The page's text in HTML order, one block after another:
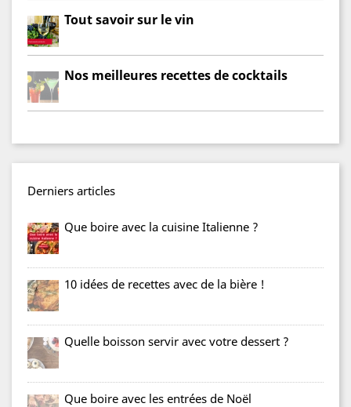
Tout savoir sur le vin
Nos meilleures recettes de cocktails
Derniers articles
Que boire avec la cuisine Italienne ?
10 idées de recettes avec de la bière !
Quelle boisson servir avec votre dessert ?
Que boire avec les entrées de Noël